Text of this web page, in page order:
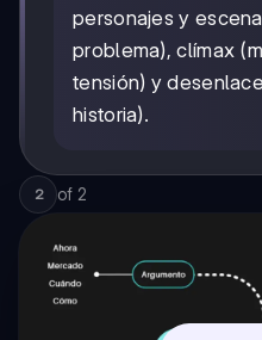
personajes y
problema), clímax
tensión) y
historia).
2 of 2